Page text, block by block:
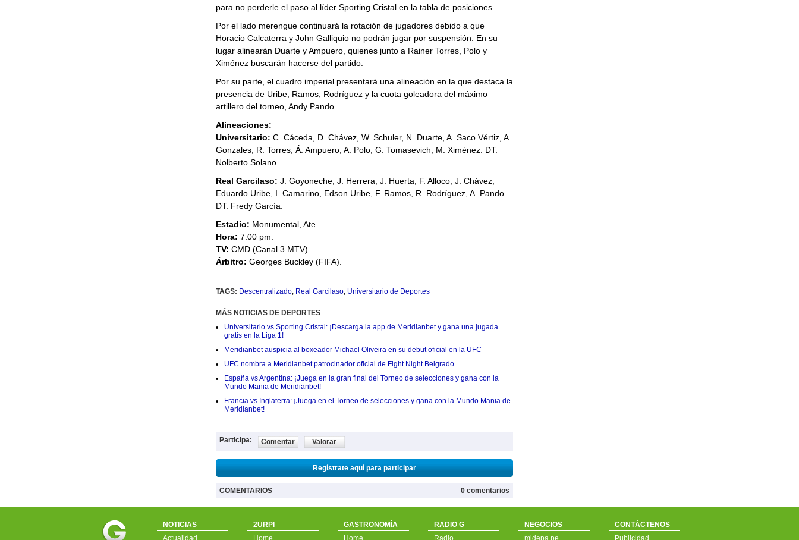
para no perderle el paso al líder Sporting Cristal en la tabla de posiciones.
Por el lado merengue continuará la rotación de jugadores debido a que
Horacio Calcaterra y John Galliquio no podrán jugar por suspensión. En su
lugar alinearán Duarte y Ampuero, quienes junto a Rainer Torres, Polo y
Ximénez buscarán hacerse del partido.
Por su parte, el cuadro imperial presentará una alineación en la que destaca la
presencia de Uribe, Ramos, Rodríguez y la cuota goleadora del máximo
artillero del torneo, Andy Pando.
Alineaciones:
Universitario: C. Cáceda, D. Chávez, W. Schuler, N. Duarte, A. Saco Vértiz, A.
Gonzales, R. Torres, Á. Ampuero, A. Polo, G. Tomasevich, M. Ximénez. DT:
Nolberto Solano
Real Garcilaso: J. Goyoneche, J. Herrera, J. Huerta, F. Alloco, J. Chávez,
Eduardo Uribe, I. Camarino, Edson Uribe, F. Ramos, R. Rodríguez, A. Pando.
DT: Fredy García.
Estadio: Monumental, Ate.
Hora: 7:00 pm.
TV: CMD (Canal 3 MTV).
Árbitro: Georges Buckley (FIFA).
TAGS: Descentralizado, Real Garcilaso, Universitario de Deportes
MÁS NOTICIAS DE DEPORTES
Universitario vs Sporting Cristal: ¡Descarga la app de Meridianbet y gana una jugada
gratis en la Liga 1!
Meridianbet auspicia al boxeador Michael Oliveira en su debut oficial en la UFC
UFC nombra a Meridianbet patrocinador oficial de Fight Night Belgrado
España vs Argentina: ¡Juega en la gran final del Torneo de selecciones y gana con la
Mundo Mania de Meridianbet!
Francia vs Inglaterra: ¡Juega en el Torneo de selecciones y gana con la Mundo Mania de
Meridianbet!
Participa: Comentar Valorar
Regístrate aquí para participar
COMENTARIOS 0 comentarios
NOTICIAS
Actualidad
2URPI
Home
GASTRONOMÍA
Home
RADIO G
Radio
NEGOCIOS
midepa.pe
CONTÁCTENOS
Publicidad